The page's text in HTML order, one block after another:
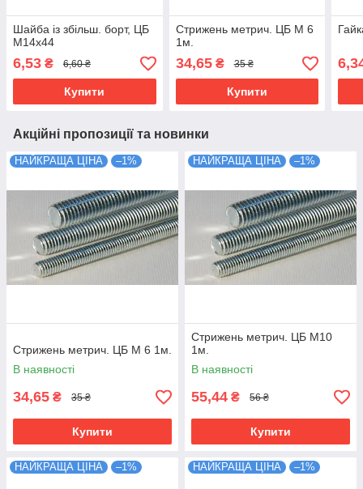
Шайба із збільш. борт, ЦБ
М14х44
6,53 ₴ 6,60 ₴
Купити
Стрижень метрич. ЦБ М 6
1м.
34,65₴ 35 ₴
Купити
Акційні пропозиції та новинки
НАЙКРАЩА ЦІНА –1%
Стрижень метрич. ЦБ М 6 1м.
В наявності
34,65 ₴ 35 ₴
Купити
НАЙКРАЩА ЦІНА –1%
Стрижень метрич. ЦБ М10
1м.
В наявності
55,44 ₴ 56 ₴
Купити
НАЙКРАЩА ЦІНА –1% НАЙКРАЩА ЦІНА –1%